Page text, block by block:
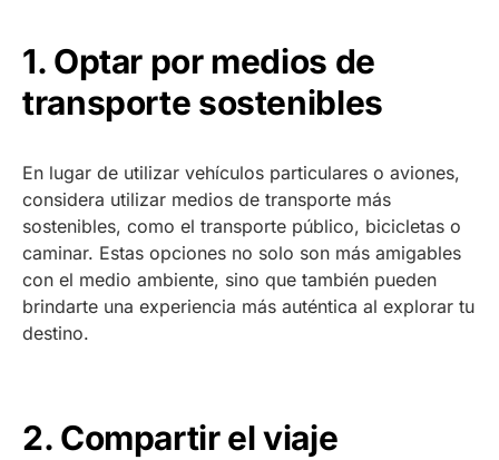
1. Optar por medios de
transporte sostenibles
En lugar de utilizar vehículos particulares o aviones,
considera utilizar medios de transporte más
sostenibles, como el transporte público, bicicletas o
caminar. Estas opciones no solo son más amigables
con el medio ambiente, sino que también pueden
brindarte una experiencia más auténtica al explorar tu
destino.
2. Compartir el viaje